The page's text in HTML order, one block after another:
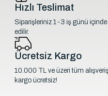
Hızlı Teslimat
Siparişleriniz 1-3 iş günü
edilir.
Ücretsiz Kargo
10.000 TL ve üzeri tüm
kargo ücretsiz!